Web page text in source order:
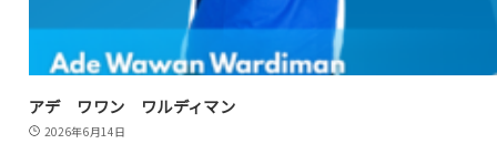
アデ ワワン ワルディマン
2026年6月14日